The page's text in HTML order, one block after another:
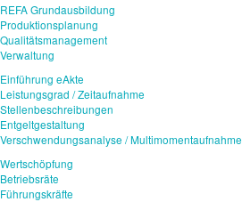
REFA Grundausbildung
Produktionsplanung
Qualitätsmanagement
Verwaltung
Einführung eAkte
Leistungsgrad / Zeitaufnahme
Stellenbeschreibungen
Entgeltgestaltung
Verschwendungsanalyse / Multimomentaufnahme
Wertschöpfung
Betriebsräte
Führungskräfte